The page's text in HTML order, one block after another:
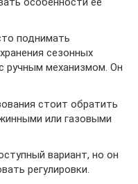
поднимать
сезонных
ручным механизмом. Он
стоит обратить
или газовыми
вариант, но он
регулировки.